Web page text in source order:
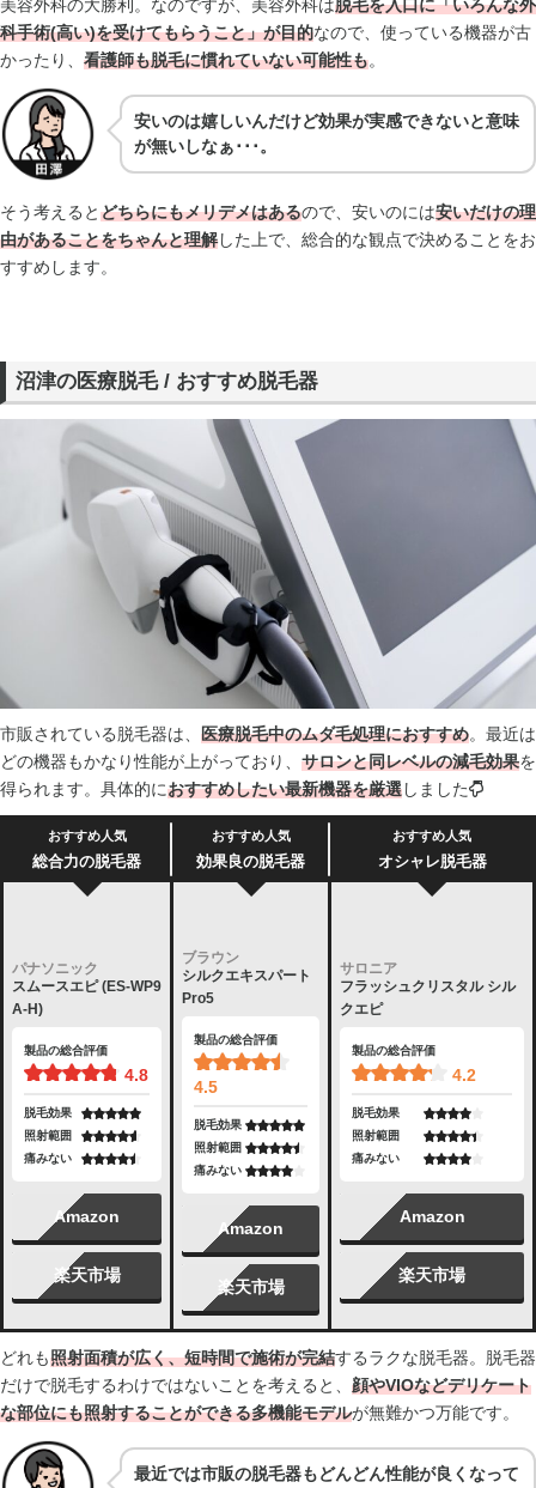
美容外科の大勝利。なのですが、美容外科は脱毛を入口に「いろんな外
科手術(高い)を受けてもらうこと」が目的なので、使っている機器が古
かったり、 看護師も脱毛に慣れていない可能性も。
安いのは嬉しいんだけど効果が実感できないと意味
が無いしなぁ･･･。
そう考えるとどちらにもメリデメはあるので、安いのには安いだけの理
由があることをちゃんと理解した上で、総合的な観点で決めることをお
すすめします。
沼津の医療脱毛 / おすすめ脱毛器
市販されている脱毛器は、 医療脱毛中のムダ毛処理におすすめ。最近は
どの機器もかなり性能が上がっており、 サロンと同レベルの減毛効果を
得られます。具体的におすすめしたい最新機器を厳選しました
おすすめ人気
総合力の脱毛器
おすすめ人気
効果良の脱毛器
おすすめ人気
オシャレ脱毛器
パナソニック
スムースエピ (ES-WP9
A-H)
製品の総合評価
4.8
脱毛効果
照射範囲
痛みない
Amazon
楽天市場
ブラウン
シルクエキスパート
Pro5
製品の総合評価
4.5
脱毛効果
照射範囲
痛みない
Amazon
楽天市場
サロニア
フラッシュクリスタル シル
クエピ
製品の総合評価
4.2
脱毛効果
照射範囲
痛みない
Amazon
楽天市場
どれも照射面積が広く、短時間で施術が完結するラクな脱毛器。脱毛器
だけで脱毛するわけではないことを考えると、 顔やVIOなどデリケート
な部位にも照射することができる多機能モデルが無難かつ万能です。
最近では市販の脱毛器もどんどん性能が良くなって